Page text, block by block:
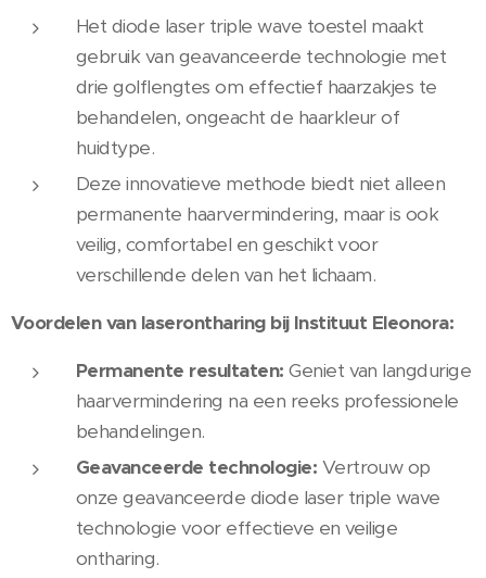
Het diode laser triple wave toestel maakt
gebruik van geavanceerde technologie met
drie golflengtes om effectief haarzakjes te
behandelen, ongeacht de haarkleur of
huidtype.
Deze innovatieve methode biedt niet alleen
permanente haarvermindering, maar is ook
veilig, comfortabel en geschikt voor
verschillende delen van het lichaam.
Voordelen van laserontharing bij Instituut Eleonora:
Permanente resultaten: Geniet van langdurige
haarvermindering na een reeks professionele
behandelingen.
Geavanceerde technologie: Vertrouw op
onze geavanceerde diode laser triple wave
technologie voor effectieve en veilige
ontharing.